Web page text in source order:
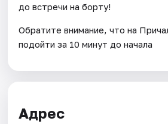
до встречи на борту!
Обратите внимание, что на
подойти за 10 минут до начала
Адрес